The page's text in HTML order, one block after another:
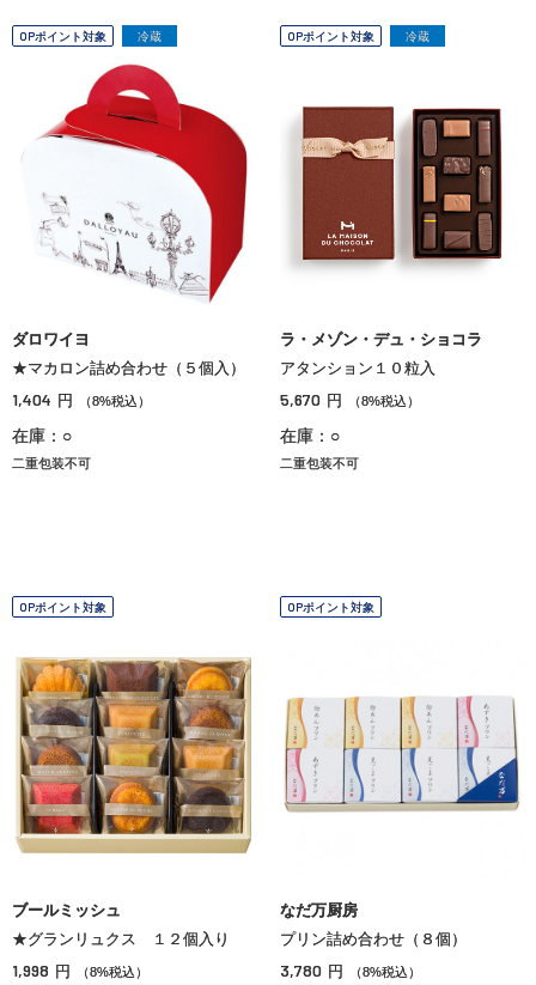
OPポイント対象 冷蔵
ダロワイヨ
★マカロン詰め合わせ（５個入）
1,404 円 （8%税込）
在庫：○
二重包装不可
OPポイント対象 冷蔵
ラ・メゾン・デュ・ショコラ
アタンション１０粒入
5,670 円 （8%税込）
在庫：○
二重包装不可
OPポイント対象
ブールミッシュ
★グランリュクス １２個入り
1,998 円 （8%税込）
OPポイント対象
なだ万厨房
プリン詰め合わせ（８個）
3,780 円 （8%税込）